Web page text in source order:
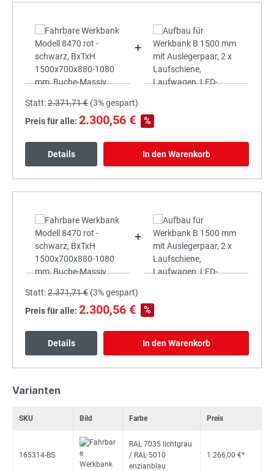
+
Statt:2.371,71 € (3%gespart)
Preis für alle: 2.300,56 € %
Details In den Warenkorb
+
Statt:2.371,71 € (3%gespart)
Preis für alle: 2.300,56 € %
Details In den Warenkorb
Varianten
SKU Bild Farbe Preis
165314-BS
RAL 7035 lichtgrau
/ RAL 5010
enzianblau
1.266,00 €*